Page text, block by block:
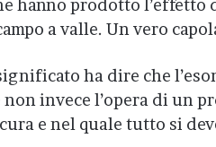
hanno prodotto l’effetto
a valle. Un vero
ha dire che
non invece l’opera di un
e nel quale tutto si